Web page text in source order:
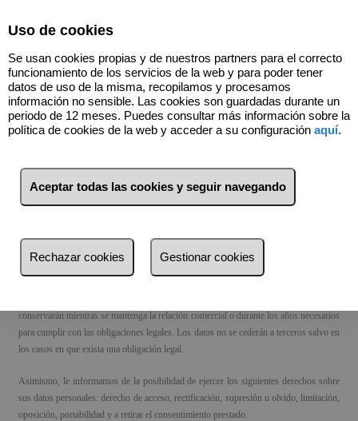
Términos y condiciones de protección de datos
Este mensaje y sus archivos adjuntos van dirigidos exclusivamente a su destinatario,
pudiendo contener información confidencial sometida a secreto profesional. No está
Le informamos que tratamos sus datos personales con la finalidad de realizar la
conservarán mientras se mantenga la relación comercial o durante los años necesarios
para cumplir con las obligaciones legales. Los datos no se cederán a terceros salvo en
los casos en que exista una obligación legal.
Asimismo, le informamos de la posibilidad de ejercer los siguientes derechos sobre
sus datos personales: derecho de acceso, rectificación, supresión u olvido, limitación,
oposición, portabilidad y a retirar el consentimiento prestado.
Uso de cookies
Se usan cookies propias y de nuestros partners para el correcto
funcionamiento de los servicios de la web y para poder tener
datos de uso de la misma, recopilamos y procesamos
información no sensible. Las cookies son guardadas durante un
periodo de 12 meses. Puedes consultar más información sobre la
política de cookies de la web y acceder a su configuración aquí.
Aceptar todas las cookies y seguir navegando
Rechazar cookies Gestionar cookies